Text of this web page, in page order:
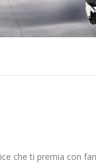
che ti premia con